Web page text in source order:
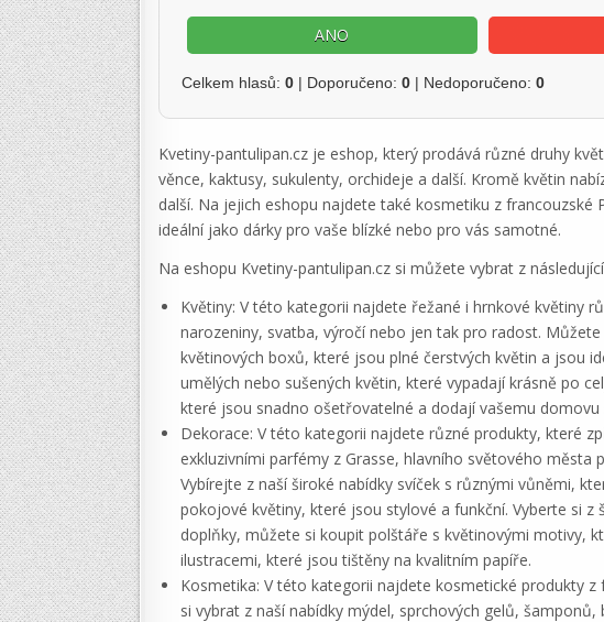
ANO
Celkem hlasů: 0 | Doporučeno: 0 | Nedoporučeno: 0
Kvetiny-pantulipan.cz je eshop, který prodává různé druhy
věnce, kaktusy, sukulenty, orchideje a další. Kromě květin
další. Na jejich eshopu najdete také kosmetiku z
ideální jako dárky pro vaše blízké nebo pro vás samotné.
Na eshopu Kvetiny-pantulipan.cz si můžete vybrat z
Květiny: V této kategorii najdete řežané i hrnkové květiny
narozeniny, svatba, výročí nebo jen tak pro radost.
květinových boxů, které jsou plné čerstvých květin a jsou
umělých nebo sušených květin, které vypadají krásně po
které jsou snadno ošetřovatelné a dodají vašemu domovu
Dekorace: V této kategorii najdete různé produkty, které
exkluzivními parfémy z Grasse, hlavního světového
Vybírejte z naší široké nabídky svíček s různými vůněmi,
pokojové květiny, které jsou stylové a funkční. Vyberte si
doplňky, můžete si koupit polštáře s květinovými motivy,
ilustracemi, které jsou tištěny na kvalitním papíře.
Kosmetika: V této kategorii najdete kosmetické produkty
si vybrat z naší nabídky mýdel, sprchových gelů,